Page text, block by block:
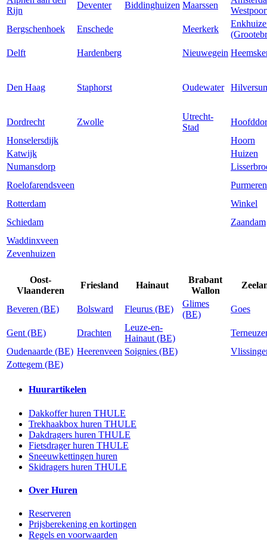
Rijn
Deventer Biddinghuizen Maarssen
Bergschenhoek
Enschede Meerkerk
Delft
Hardenberg Nieuwegein
Den Haag Staphorst Oudewater
Dordrecht Zwolle
Utrecht-
Stad
Honselersdijk
Hoorn
Katwijk
Huizen
Numansdorp
Roelofarendsveen
Rotterdam
Winkel
Schiedam
Zaandam
Waddinxveen
Zevenhuizen
Oost-
Vlaanderen
Friesland Hainaut
Brabant
Wallon
Beveren (BE) Bolsward Fleurus (BE)
Glimes
(BE)
Goes
Gent (BE) Drachten
Leuze-en-
Hainaut (BE)
Oudenaarde (BE) Heerenveen Soignies (BE)
Zottegem (BE)
Huurartikelen
Dakkoffer huren THULE
Trekhaakbox huren THULE
Dakdragers huren THULE
Fietsdrager huren THULE
Sneeuwkettingen huren
Skidragers huren THULE
Over Huren
Reserveren
Prijsberekening en kortingen
Regels en voorwaarden